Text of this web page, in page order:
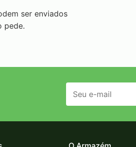
ser enviados
pede.